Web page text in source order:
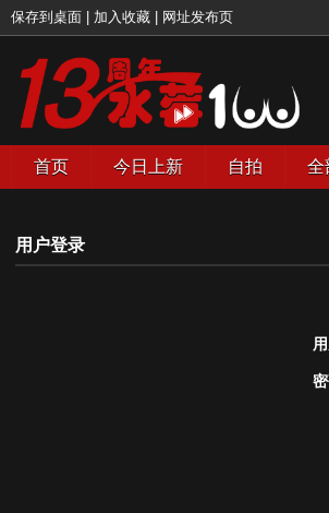
保存到桌面 加入收藏 网址发布页
首页 今日上新 自拍 全
用户登录
密